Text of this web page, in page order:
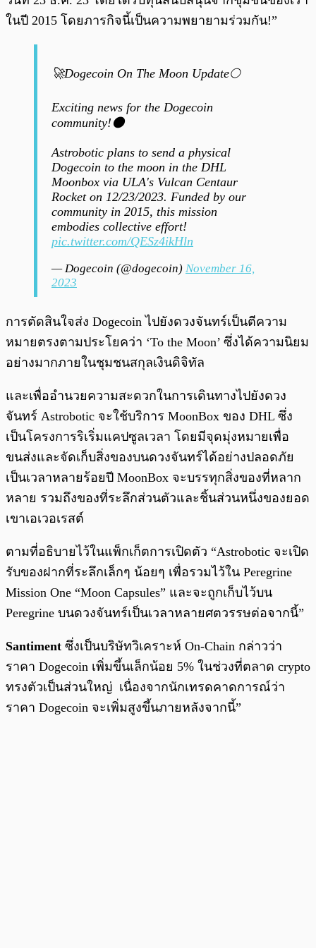
ในปี 2015 โดยภารกิจนี้เป็นความพยายามร่วมกัน!”
🚀Dogecoin On The Moon Update🌕
Exciting news for the Dogecoin
community!🌑
Astrobotic plans to send a physical
Dogecoin to the moon in the DHL
Moonbox via ULA's Vulcan Centaur
Rocket on 12/23/2023. Funded by our
community in 2015, this mission
embodies collective effort!
pic.twitter.com/QESz4ikHln
— Dogecoin (@dogecoin) November 16,
2023
การตัดสินใจส่ง Dogecoin ไปยังดวงจันทร์เป็นตีความ
หมายตรงตามประโยคว่า ‘To the Moon’ ซึ่งได้ความนิยม
อย่างมากภายในชุมชนสกุลเงินดิจิทัล
และเพื่ออำนวยความสะดวกในการเดินทางไปยังดวง
จันทร์ Astrobotic จะใช้บริการ MoonBox ของ DHL ซึ่ง
เป็นโครงการริเริ่มแคปซูลเวลา โดยมีจุดมุ่งหมายเพื่อ
ขนส่งและจัดเก็บสิ่งของบนดวงจันทร์ได้อย่างปลอดภัย
เป็นเวลาหลายร้อยปี MoonBox จะบรรทุกสิ่งของที่หลาก
หลาย รวมถึงของที่ระลึกส่วนตัวและชิ้นส่วนหนึ่งของยอด
เขาเอเวอเรสต์
ตามที่อธิบายไว้ในแพ็กเก็ตการเปิดตัว “Astrobotic จะเปิด
รับของฝากที่ระลึกเล็กๆ น้อยๆ เพื่อรวมไว้ใน Peregrine
Mission One “Moon Capsules” และจะถูกเก็บไว้บน
Peregrine บนดวงจันทร์เป็นเวลาหลายศตวรรษต่อจากนี้”
Santiment ซึ่งเป็นบริษัทวิเคราะห์ On-Chain กล่าวว่า
ราคา Dogecoin เพิ่มขึ้นเล็กน้อย 5% ในช่วงที่ตลาด crypto
ทรงตัวเป็นส่วนใหญ่ เนื่องจากนักเทรดคาดการณ์ว่า
ราคา Dogecoin จะเพิ่มสูงขึ้นภายหลังจากนี้”